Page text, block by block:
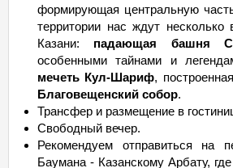
формирующая центральную
территории нас ждут несколько
Казани: падающая башня
особенными тайнами и
мечеть Кул-Шариф,
Благовещенский собор.
Трансфер и размещение в
Свободный вечер.
Рекомендуем отправиться на
Баумана - Казанскому Арбату,